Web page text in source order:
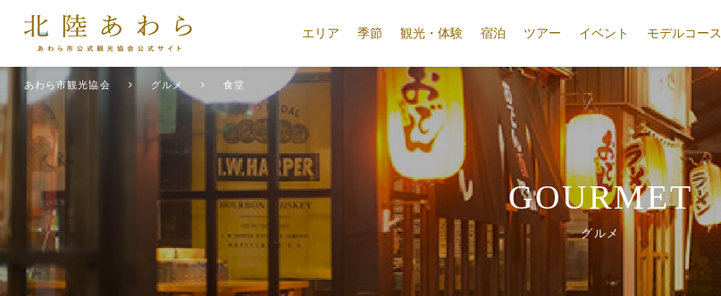
エリア 季節 観光・体験 宿泊 ツアー イベント モデルコース
あわら市観光協会 グルメ 食堂
GOURMET
グルメ